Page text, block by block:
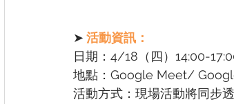
➤ 活動資訊：
日期：4/18（四）14:00-
地點：Google Meet/
活動方式：現場活動將同步